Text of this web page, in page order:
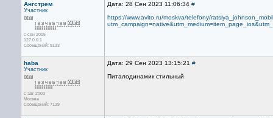
Ангстрем
Участник
с сен 2005
127.0.0.1
Сообщений: 9133
Дата: 28 Сен 2023 11:06:34 #
https://www.avito.ru/moskva/telefony/
haba
Участник
с авг 2003
Москва
Сообщений: 7129
Дата: 29 Сен 2023 13:15:21 #
Питалодинамик стильный